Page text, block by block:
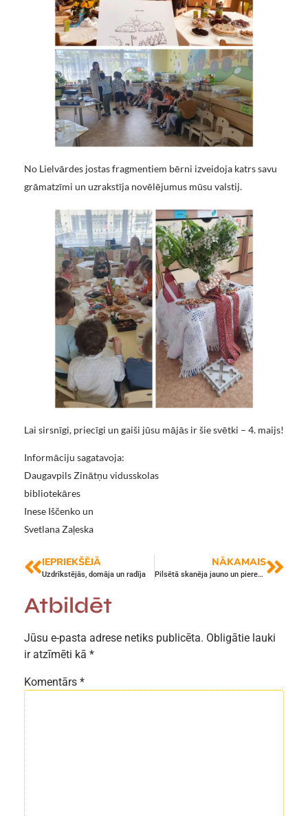
No Lielvārdes jostas fragmentiem bērni izveidoja katrs savu
grāmatzīmi un uzrakstīja novēlējumus mūsu valstij.
Lai sirsnīgi, priecīgi un gaiši jūsu mājās ir šie svētki – 4. maijs!
Informāciju sagatavoja:
Daugavpils Zinātņu vidusskolas
bibliotekāres
Inese Iščenko un
Svetlana Zaļeska
IEPRIEKŠĒJĀ
Uzdrīkstējās, domāja un radīja
NĀKAMAIS
Pilsētā skanēja jauno un pieredzējušo dziedātāju balsis
Atbildēt
Jūsu e-pasta adrese netiks publicēta. Obligātie lauki
ir atzīmēti kā *
Komentārs *